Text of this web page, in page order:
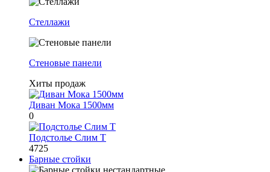
Стеллажи
Стеновые панели
Хиты продаж
Диван Мока 1500мм
0
Подстолье Слим Т
4725
Барные стойки